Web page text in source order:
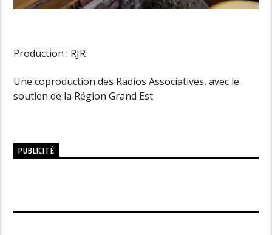
Production : RJR
Une coproduction des Radios Associatives, avec le
soutien de la Région Grand Est
PUBLICITÉ